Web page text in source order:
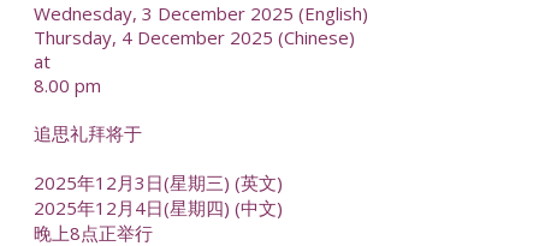
Wednesday, 3 December 2025 (English)
Thursday, 4 December 2025 (Chinese)
at
8.00 pm
追思礼拜将于
2025年12月3日(星期三) (英文)
2025年12月4日(星期四) (中文)
晚上8点正举行